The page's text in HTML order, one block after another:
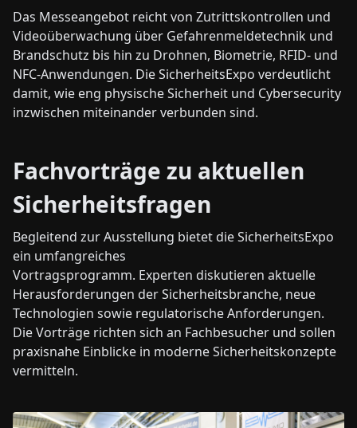
Das Messeangebot reicht von Zutrittskontrollen und
Videoüberwachung über Gefahrenmeldetechnik und
Brandschutz bis hin zu Drohnen, Biometrie, RFID- und
NFC-Anwendungen. Die SicherheitsExpo verdeutlicht
damit, wie eng physische Sicherheit und Cybersecurity
inzwischen miteinander verbunden sind.
Fachvorträge zu aktuellen
Sicherheitsfragen
Begleitend zur Ausstellung bietet die SicherheitsExpo
ein umfangreiches
Vortragsprogramm. Experten diskutieren aktuelle
Herausforderungen der Sicherheitsbranche, neue
Technologien sowie regulatorische Anforderungen.
Die Vorträge richten sich an Fachbesucher und sollen
praxisnahe Einblicke in moderne Sicherheitskonzepte
vermitteln.